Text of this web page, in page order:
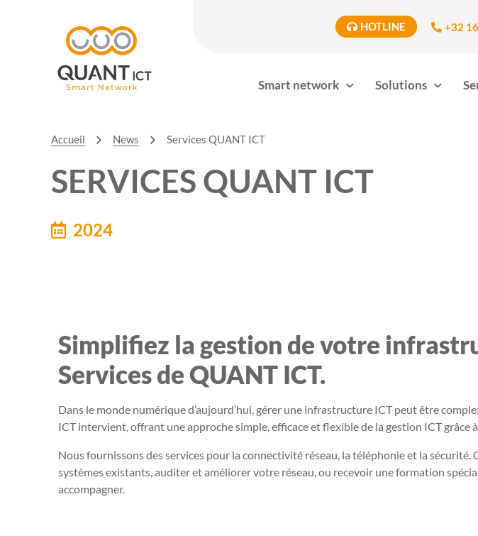
HOTLINE +32
Smart network Solutions
Accueil News Services QUANT ICT
SERVICES QUANT ICT
2024
Simplifiez la gestion de votre
Services de QUANT ICT.
Dans le monde numérique d’aujourd’hui, gérer une infrastructure ICT peut être
ICT intervient, offrant une approche simple, efficace et flexible de la gestion ICT grâce
Nous fournissons des services pour la connectivité réseau, la téléphonie et la
systèmes existants, auditer et améliorer votre réseau, ou recevoir une formation
accompagner.